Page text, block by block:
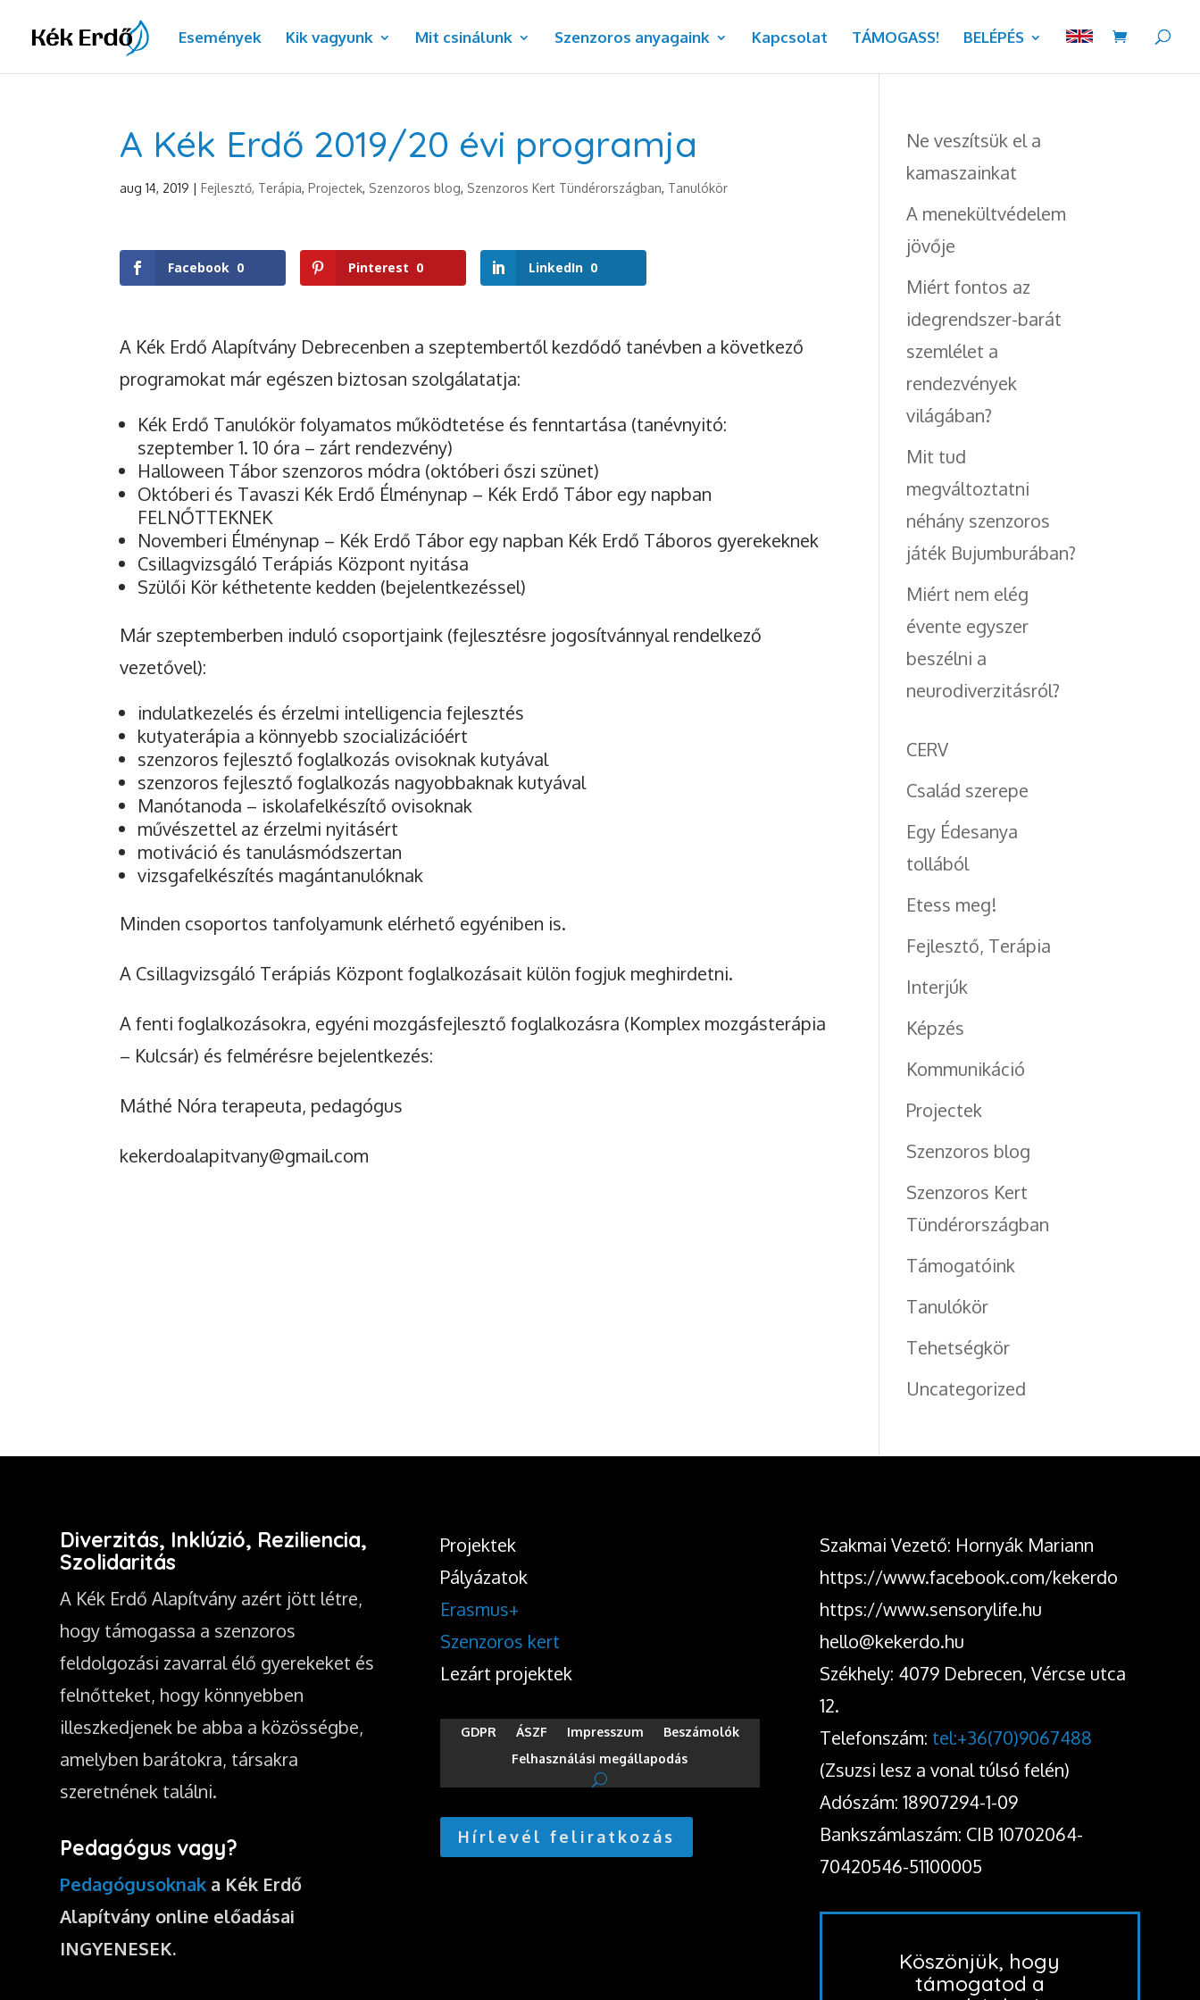
Események Kik vagyunk Mit csinálunk Szenzoros anyagaink Kapcsolat TÁMOGASS! BELÉPÉS
A Kék Erdő 2019/20 évi programja
aug 14, 2019 |Fejlesztő, Terápia,Projectek, Szenzoros blog, Szenzoros Kert Tündérországban, Tanulókör
Facebook 0 Pinterest 0 LinkedIn 0
A Kék Erdő Alapítvány Debrecenben a szeptembertől kezdődő tanévben a következő
programokat már egészen biztosan szolgálatatja:
Kék Erdő Tanulókör folyamatos működtetése és fenntartása (tanévnyitó:
szeptember 1. 10 óra – zárt rendezvény)
Halloween Tábor szenzoros módra (októberi őszi szünet)
Októberi és Tavaszi Kék Erdő Élménynap – Kék Erdő Tábor egy napban
FELNŐTTEKNEK
Novemberi Élménynap – Kék Erdő Tábor egy napban Kék Erdő Táboros gyerekeknek
Csillagvizsgáló Terápiás Központ nyitása
Szülői Kör kéthetente kedden (bejelentkezéssel)
Már szeptemberben induló csoportjaink (fejlesztésre jogosítvánnyal rendelkező
vezetővel):
indulatkezelés és érzelmi intelligencia fejlesztés
kutyaterápia a könnyebb szocializációért
szenzoros fejlesztő foglalkozás ovisoknak kutyával
szenzoros fejlesztő foglalkozás nagyobbaknak kutyával
Manótanoda – iskolafelkészítő ovisoknak
művészettel az érzelmi nyitásért
motiváció és tanulásmódszertan
vizsgafelkészítés magántanulóknak
Minden csoportos tanfolyamunk elérhető egyéniben is.
A Csillagvizsgáló Terápiás Központ foglalkozásait külön fogjuk meghirdetni.
A fenti foglalkozásokra, egyéni mozgásfejlesztő foglalkozásra (Komplex mozgásterápia
– Kulcsár) és felmérésre bejelentkezés:
Máthé Nóra terapeuta, pedagógus
kekerdoalapitvany@gmail.com
Ne veszítsük el a
kamaszainkat
A menekültvédelem
jövője
Miért fontos az
idegrendszer-barát
szemlélet a
rendezvények
világában?
Mit tud
megváltoztatni
néhány szenzoros
játék Bujumburában?
Miért nem elég
évente egyszer
beszélni a
neurodiverzitásról?
CERV
Család szerepe
Egy Édesanya
tollából
Etess meg!
Fejlesztő, Terápia
Interjúk
Képzés
Kommunikáció
Projectek
Szenzoros blog
Szenzoros Kert
Tündérországban
Támogatóink
Tanulókör
Tehetségkör
Uncategorized
Diverzitás, Inklúzió, Reziliencia,
Szolidaritás
A Kék Erdő Alapítvány azért jött létre,
hogy támogassa a szenzoros
feldolgozási zavarral élő gyerekeket és
felnőtteket, hogy könnyebben
illeszkedjenek be abba a közösségbe,
amelyben barátokra, társakra
szeretnének találni.
Pedagógus vagy?
Pedagógusoknak a Kék Erdő
Alapítvány online előadásai
INGYENESEK.
Projektek
Pályázatok
Erasmus+
Szenzoros kert
Lezárt projektek
GDPR ÁSZF Impresszum
Beszámolók
Felhasználási megállapodás
Hírlevél feliratkozás
Szakmai Vezető: Hornyák Mariann
https://www.facebook.com/kekerdo
https://www.sensorylife.hu
hello@kekerdo.hu
Székhely: 4079 Debrecen, Vércse utca
12.
Telefonszám: tel:+36(70)9067488
(Zsuzsi lesz a vonal túlsó felén)
Adószám: 18907294-1-09
Bankszámlaszám: CIB 10702064-
70420546-51100005
Köszönjük, hogy
támogatod a